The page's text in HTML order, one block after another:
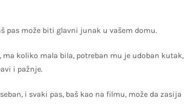
pas može biti glavni junak u vašem domu.
koliko mala bila, potreban mu je udoban kutak,
i pažnje.
i svaki pas, baš kao na filmu, može da zasija